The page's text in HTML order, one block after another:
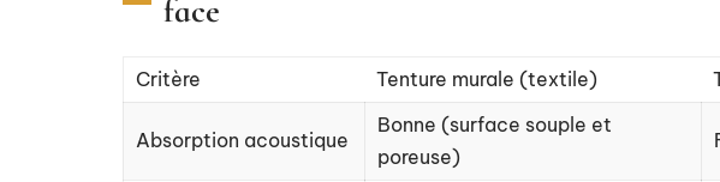
face
Critère Tenture murale (textile)
Absorption acoustique
Bonne (surface souple et
poreuse)